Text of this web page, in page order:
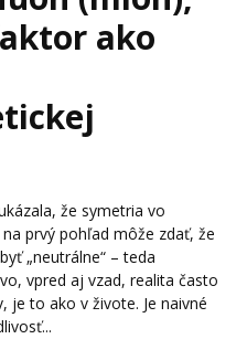
ako
že symetria vo
prvý pohľad môže zdať, že
„neutrálne“ – teda
vpred aj vzad, realita často
je to ako v živote. Je naivné